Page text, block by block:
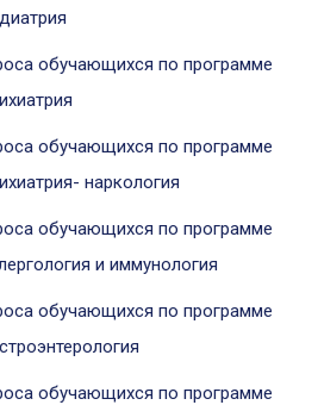
обучающихся по программе
обучающихся по программе
наркология
обучающихся по программе
и иммунология
обучающихся по программе
обучающихся по программе